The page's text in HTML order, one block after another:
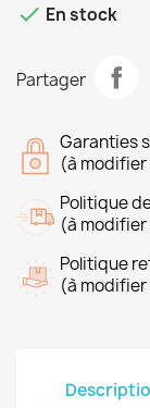
 En stock
Partager
Garanties
(à modifier
Politique
(à modifier
Politique
(à modifier